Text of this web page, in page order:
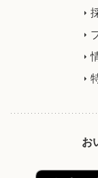
お